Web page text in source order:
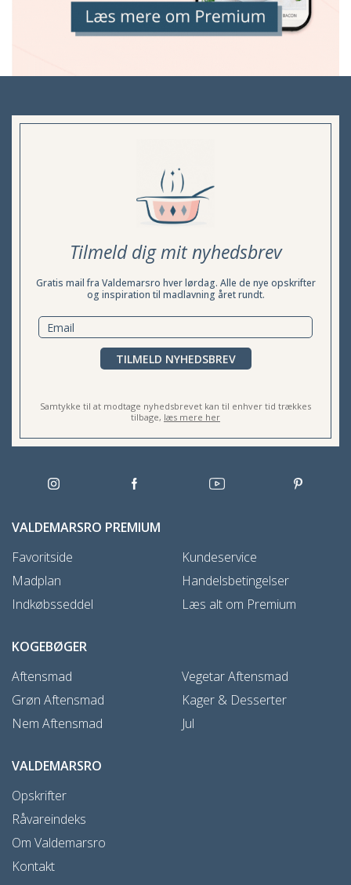
Tilmeld dig mit nyhedsbrev
Gratis mail fra Valdemarsro hver lørdag. Alle de nye opskrifter
og inspiration til madlavning året rundt.
TILMELD NYHEDSBREV
Samtykke til at modtage nyhedsbrevet kan til enhver tid trækkes
tilbage, læs mere her
VALDEMARSRO PREMIUM
Favoritside
Madplan
Indkøbsseddel
Kundeservice
Handelsbetingelser
Læs alt om Premium
KOGEBØGER
Aftensmad
Grøn Aftensmad
Nem Aftensmad
Vegetar Aftensmad
Kager & Desserter
Jul
VALDEMARSRO
Opskrifter
Råvareindeks
Om Valdemarsro
Kontakt